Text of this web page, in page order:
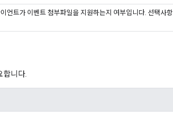
언트가 이벤트 첨부파일을 지원하는지 여부입니다. 선택사
합니다.